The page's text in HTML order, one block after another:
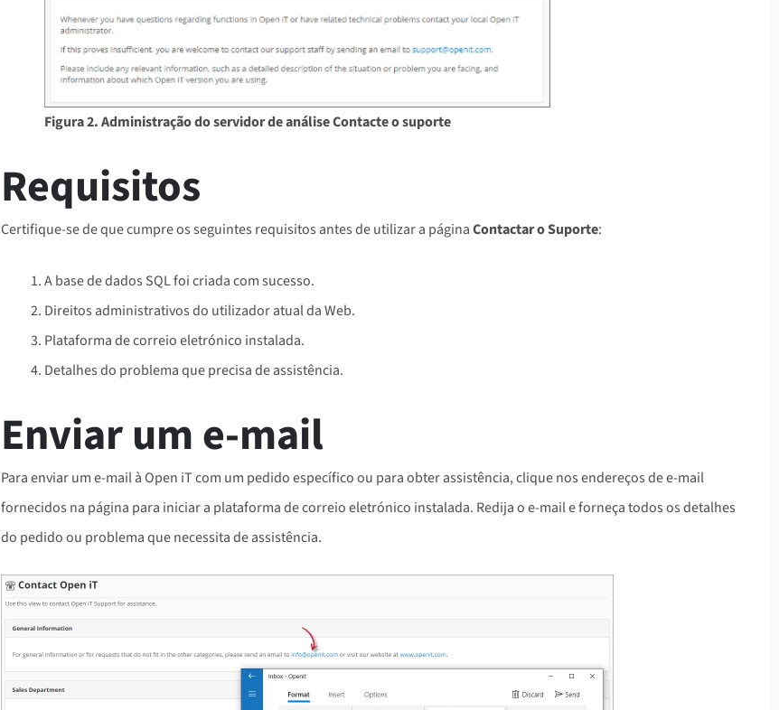
Figura 2. Administração do servidor de análise Contacte o suporte
Requisitos
Certifique-se de que cumpre os seguintes requisitos antes de utilizar a páginaContactar o Suporte:
A base de dados SQL foi criada com sucesso.
Direitos administrativos do utilizador atual da Web.
Plataforma de correio eletrónico instalada.
Detalhes do problema que precisa de assistência.
Enviar um e-mail
Para enviar um e-mail à Open iT com um pedido específico ou para obter assistência, clique nos endereços de e-mail
fornecidos na página para iniciar a plataforma de correio eletrónico instalada. Redija o e-mail e forneça todos os detalhes
do pedido ou problema que necessita de assistência.